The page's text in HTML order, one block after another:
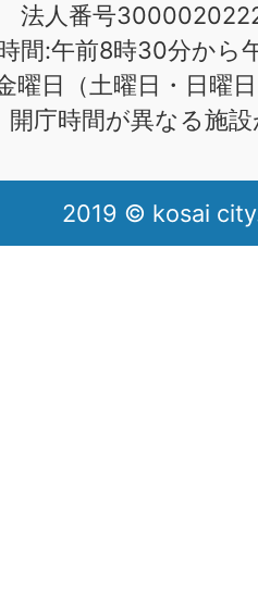
法人番号
間:午前8時30分から
曜日（土曜日・日曜
開庁時間が異なる施
2019 © kosai